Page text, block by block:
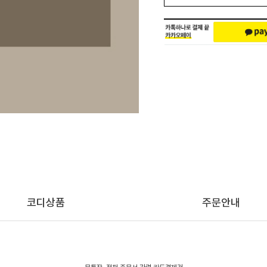
코디상품 주문안내